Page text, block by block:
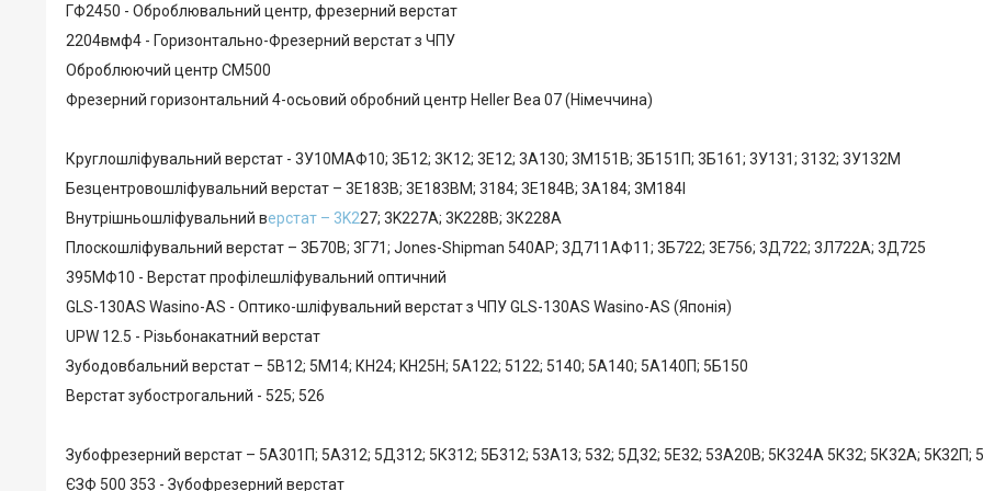
ГФ2450 - Оброблювальний центр, фрезерний верстат
2204вмф4 - Горизонтально-Фрезерний верстат з ЧПУ
Оброблюючий центр СМ500
Фрезерний горизонтальний 4-осьовий обробний центр Heller Bea 07 (Німеччина)
Круглошліфувальний верстат - 3У10МАФ10; 3Б12; 3К12; 3Е12; 3А130; 3М151В; 3Б151П; 3Б161; 3У131; 3132; 3У132М
Безцентровошліфувальний верстат – 3Е183В; 3Е183ВМ; 3184; 3Е184В; 3А184; 3М184І
Внутрішньошліфувальний верстат – 3K227; 3K227A; 3K228B; 3К228А
Плоскошліфувальний верстат – 3Б70В; 3Г71; Jones-Shipman 540AP; 3Д711АФ11; 3Б722; 3Е756; 3Д722; 3Л722А; 3Д725
395МФ10 - Верстат профілешліфувальний оптичний
GLS-130AS Wasino-AS - Оптико-шліфувальний верстат з ЧПУ GLS-130AS Wasino-AS (Японія)
UPW 12.5 - Різьбонакатний верстат
Зубодовбальний верстат – 5В12; 5М14; КН24; KH25H; 5А122; 5122; 5140; 5A140; 5А140П; 5Б150
Верстат зубострогальний - 525; 526
Зубофрезерний верстат – 5A301П; 5А312; 5Д312; 5К312; 5Б312; 53А13; 532; 5Д32; 5Е32; 53A20B; 5К324А 5К32; 5К32А; 5K32П;
ЄЗФ 500 353 - Зубофрезерний верстат